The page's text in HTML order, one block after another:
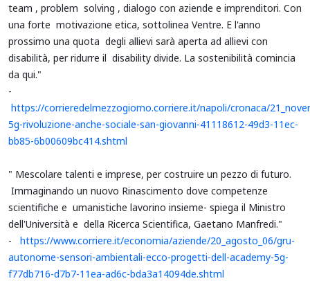
team , problem solving , dialogo con aziende e imprenditori. Con
una forte motivazione etica, sottolinea Ventre. E l'anno
prossimo una quota degli allievi sarà aperta ad allievi con
disabilità, per ridurre il disability divide. La sostenibilità comincia
da qui."
-
https://corrieredelmezzogiorno.corriere.it/napoli/cronaca/
5g-rivoluzione-anche-sociale-san-giovanni-41118612-49d3-11ec-
bb85-6b00609bc414.shtml
" Mescolare talenti e imprese, per costruire un pezzo di futuro.
Immaginando un nuovo Rinascimento dove competenze
scientifiche e umanistiche lavorino insieme- spiega il Ministro
dell'Università e della Ricerca Scientifica, Gaetano Manfredi."
- https://www.corriere.it/economia/aziende/20_agosto_06/gru-
autonome-sensori-ambientali-ecco-progetti-dell-academy-5g-
f77db716-d7b7-11ea-ad6c-bda3a14094de.shtml